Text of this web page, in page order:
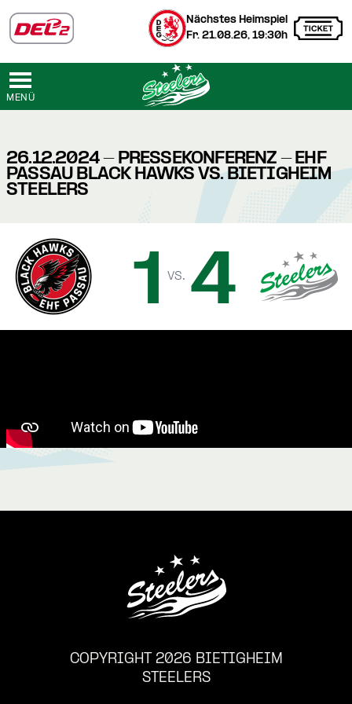
Nächstes Heimspiel
Fr. 21.08.26, 19:30h
MENÜ
26.12.2024 - PRESSEKONFERENZ - EHF
PASSAU BLACK HAWKS VS. BIETIGHEIM
STEELERS
1 vs. 4
COPYRIGHT 2026 BIETIGHEIM
STEELERS